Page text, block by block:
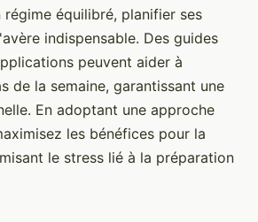
régime équilibré, planifier ses
indispensable. Des guides
peuvent aider à
de la semaine, garantissant une
En adoptant une approche
les bénéfices pour la
le stress lié à la préparation